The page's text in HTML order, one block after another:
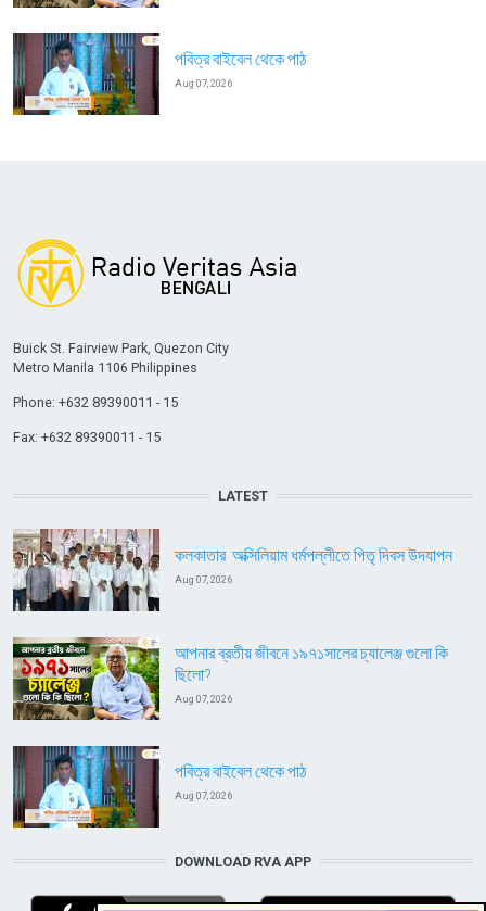
পবিত্র বাইবেল থেকে পাঠ
Aug 07, 2026
Buick St. Fairview Park, Quezon City
Metro Manila 1106 Philippines
Phone: +632 89390011 - 15
Fax: +632 89390011 - 15
LATEST
কলকাতার অক্সিলিয়াম ধর্মপল্লীতে পিতৃ দিবস উদযাপন
Aug 07, 2026
আপনার ব্রতীয় জীবনে ১৯৭১সালের চ্যালেঞ্জ গুলো কি
ছিলো?
Aug 07, 2026
পবিত্র বাইবেল থেকে পাঠ
Aug 07, 2026
DOWNLOAD RVA APP